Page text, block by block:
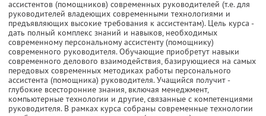
ассистентов (помощников) современных руководителей (т.е. для
руководителей владеющих современными технологиями и
предъявляющих высокие требования к ассистентам). Цель курса -
дать полный комплекс знаний и навыков, необходимых
современному персональному ассистенту (помощнику)
современного руководителя. Обучающие приобретут навыки
современного делового взаимодействия, базирующиеся на самых
передовых современных методиках работы персонального
ассистента (помощника) руководителя. Учащийся получит -
глубокие всесторонние знания, включая менеджмент,
компьютерные технологии и другие, связанные с компетенциями
руководителя. В рамках курса собраны современные технологии